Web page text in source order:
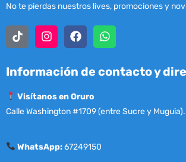
No te pierdas nuestros lives, promociones y
Información de contacto y
Visítanos en Oruro
Calle Washington #1709 (entre Sucre y Muguia).
WhatsApp:67249150